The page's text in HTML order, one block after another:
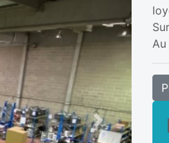
Next